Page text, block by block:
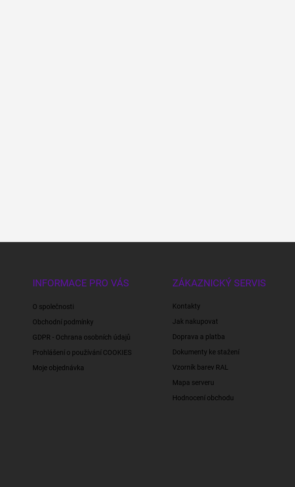
INFORMACE PRO VÁS
O společnosti
Obchodní podmínky
GDPR - Ochrana osobních údajů
Prohlášení o používání COOKIES
Moje objednávka
ZÁKAZNICKÝ SERVIS
Kontakty
Jak nakupovat
Doprava a platba
Dokumenty ke stažení
Vzorník barev RAL
Mapa serveru
Hodnocení obchodu